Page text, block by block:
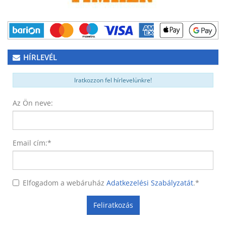
HÍRLEVÉL
Iratkozzon fel hírlevelünkre!
Az Ön neve:
Email cím:*
Elfogadom a webáruház Adatkezelési Szabályzatát.*
Feliratkozás